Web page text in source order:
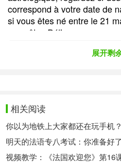
correspond à votre date de
si vous êtes né entre le 21
vous êtes Bélier.
如果您还不知道您的星座，
期相对应的星座。例如，如
bol
标志
astrologique
星座
♈ Bélier
白羊座
Du 21
3.21-
展开剩
相关阅读
你以为地铁上大家都还在玩手机
明天的法语专八考试：你准备好
视频教学：《法国欢迎您》第16